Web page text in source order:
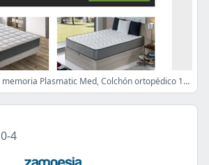
Colchón con efecto de memoria Plasmatic Med, Colchón ortopédico 11 zonas, Colchón Hero Luxe 28 cm, Office 365 Personal o Family Microsoft y más
4